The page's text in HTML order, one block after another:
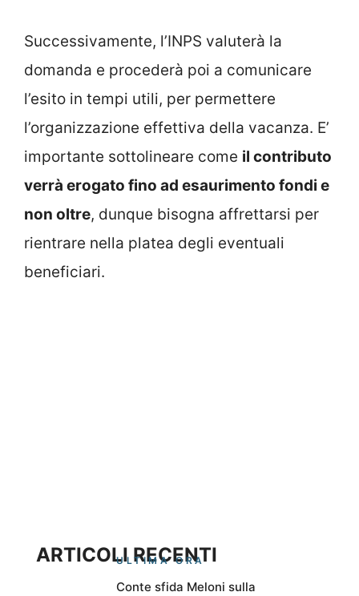
Successivamente, l’INPS valuterà la
domanda e procederà poi a comunicare
l’esito in tempi utili, per permettere
l’organizzazione effettiva della vacanza. E’
importante sottolineare come il contributo
verrà erogato fino ad esaurimento fondi e
non oltre, dunque bisogna affrettarsi per
rientrare nella platea degli eventuali
beneficiari.
ARTICOLI RECENTI
ULTIMA ORA
Conte sfida Meloni sulla